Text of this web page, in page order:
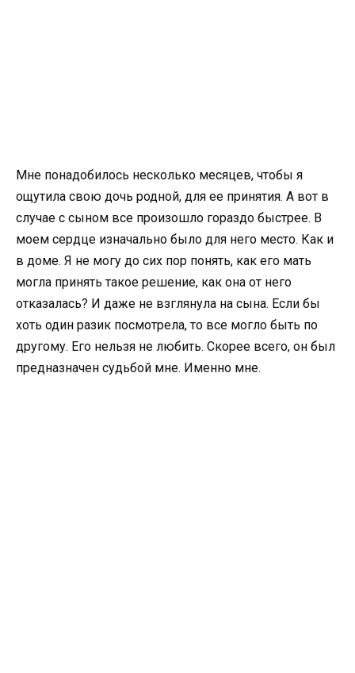
Мне понадобилось несколько месяцев, чтобы я
ощутила свою дочь родной, для ее принятия. А вот в
случае с сыном все произошло гораздо быстрее. В
моем сердце изначально было для него место. Как и
в доме. Я не могу до сих пор понять, как его мать
могла принять такое решение, как она от него
отказалась? И даже не взглянула на сына. Если бы
хоть один разик посмотрела, то все могло быть по
другому. Его нельзя не любить. Скорее всего, он был
предназначен судьбой мне. Именно мне.